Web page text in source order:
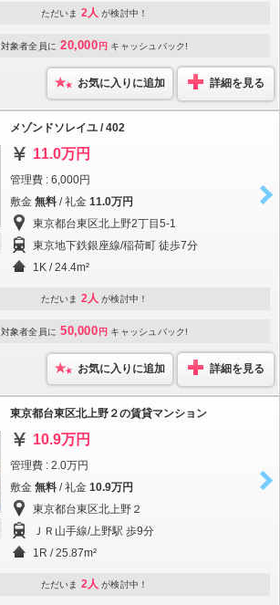
ただいま 2人 が検討中！
対象者全員に 20,000 円 キャッシュバック!
お気に入りに追加 詳細を見る
メゾンドソレイユ / 402
11.0万円
管理費 : 6,000円
敷金 無料 / 礼金 11.0万円
東京都台東区北上野2丁目5-1
東京地下鉄銀座線/稲荷町 徒歩7分
1K / 24.4m²
ただいま 2人 が検討中！
対象者全員に 50,000 円 キャッシュバック!
お気に入りに追加 詳細を見る
東京都台東区北上野２の賃貸マンション
10.9万円
管理費 : 2.0万円
敷金 無料 / 礼金 10.9万円
東京都台東区北上野２
ＪＲ山手線/上野駅 歩9分
1R / 25.87m²
ただいま 2人 が検討中！